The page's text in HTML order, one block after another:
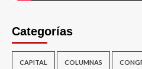
Categorías
CAPITAL COLUMNAS